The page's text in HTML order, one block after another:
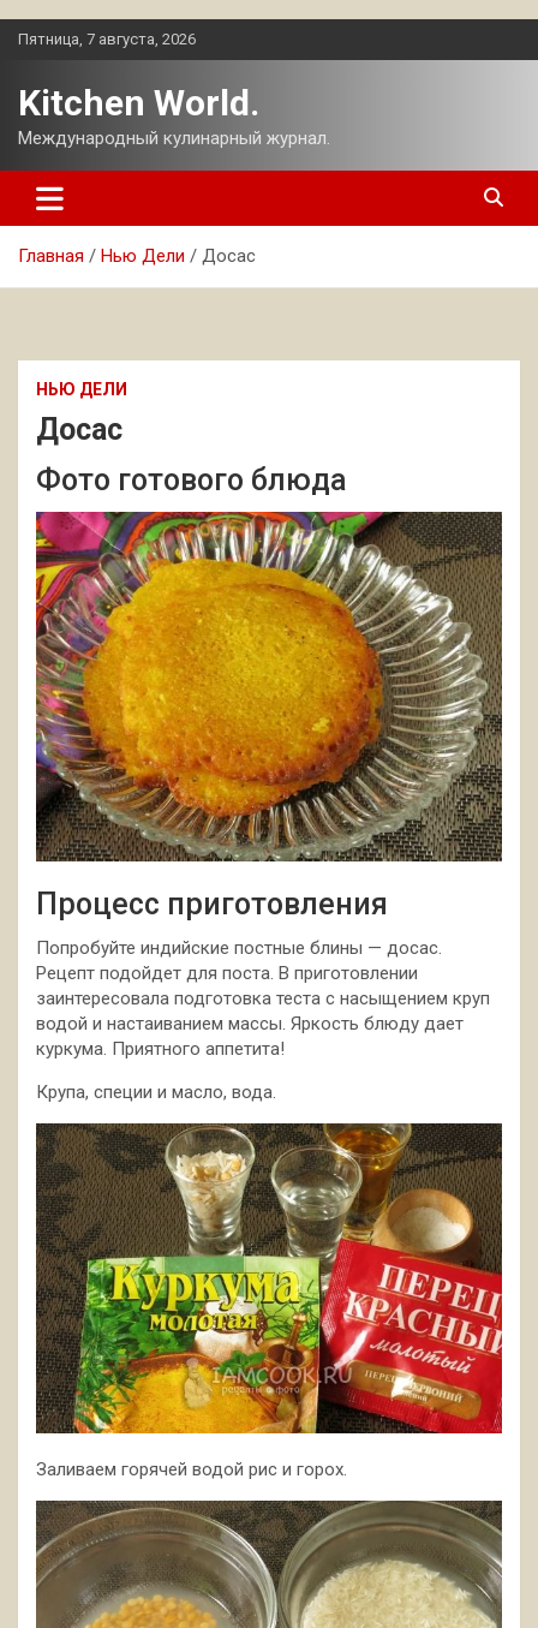
Перейти
Пятница, 7 августа, 2026
Kitchen World.
Международный кулинарный журнал.
Главная Нью Дели Досас
НЬЮ ДЕЛИ
Досас
Фото готового блюда
Процесс приготовления
Попробуйте индийские постные блины — досас.
Рецепт подойдет для поста. В приготовлении
заинтересовала подготовка теста с насыщением круп
водой и настаиванием массы. Яркость блюду дает
куркума. Приятного аппетита!
Крупа, специи и масло, вода.
Заливаем горячей водой рис и горох.